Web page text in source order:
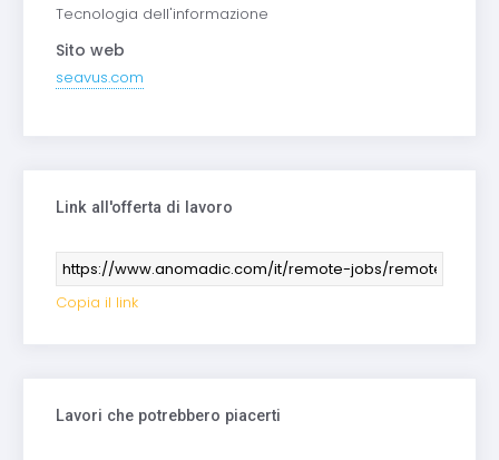
Tecnologia dell'informazione
Sito web
seavus.com
Link all'offerta di lavoro
Copia il link
Lavori che potrebbero piacerti